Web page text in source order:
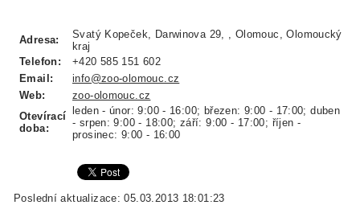
Adresa:
Svatý Kopeček, Darwinova 29, , Olomouc, Olomoucký
kraj
Telefon:
+420 585 151 602
Email:
info@zoo-olomouc.cz
Web:
zoo-olomouc.cz
Otevírací
doba:
leden - únor: 9:00 - 16:00; březen: 9:00 - 17:00; duben
- srpen: 9:00 - 18:00; září: 9:00 - 17:00; říjen -
prosinec: 9:00 - 16:00
Poslední aktualizace: 05.03.2013 18:01:23